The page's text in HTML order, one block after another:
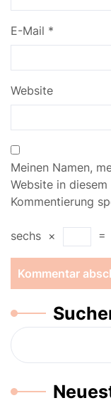
E-Mail *
Website
Meinen Namen,
Website in
Kommentierung
sechs × =